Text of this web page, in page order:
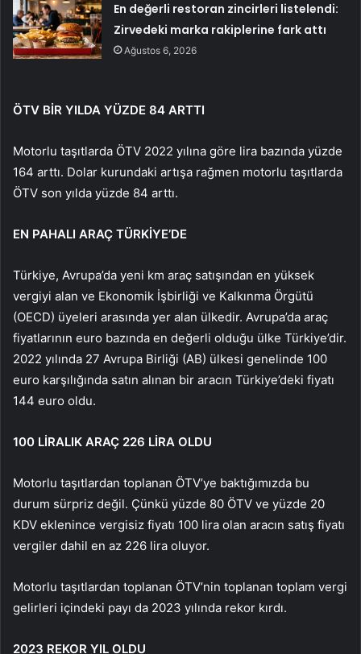
En değerli restoran zincirleri listelendi:
Zirvedeki marka rakiplerine fark attı
Ağustos 6, 2026
ÖTV BİR YILDA YÜZDE 84 ARTTI
Motorlu taşıtlarda ÖTV 2022 yılına göre lira bazında yüzde
164 arttı. Dolar kurundaki artışa rağmen motorlu taşıtlarda
ÖTV son yılda yüzde 84 arttı.
EN PAHALI ARAÇ TÜRKİYE’DE
Türkiye, Avrupa’da yeni km araç satışından en yüksek
vergiyi alan ve Ekonomik İşbirliği ve Kalkınma Örgütü
(OECD) üyeleri arasında yer alan ülkedir. Avrupa’da araç
fiyatlarının euro bazında en değerli olduğu ülke Türkiye’dir.
2022 yılında 27 Avrupa Birliği (AB) ülkesi genelinde 100
euro karşılığında satın alınan bir aracın Türkiye’deki fiyatı
144 euro oldu.
100 LİRALIK ARAÇ 226 LİRA OLDU
Motorlu taşıtlardan toplanan ÖTV’ye baktığımızda bu
durum sürpriz değil. Çünkü yüzde 80 ÖTV ve yüzde 20
KDV eklenince vergisiz fiyatı 100 lira olan aracın satış fiyatı
vergiler dahil en az 226 lira oluyor.
Motorlu taşıtlardan toplanan ÖTV’nin toplanan toplam vergi
gelirleri içindeki payı da 2023 yılında rekor kırdı.
2023 REKOR YIL OLDU